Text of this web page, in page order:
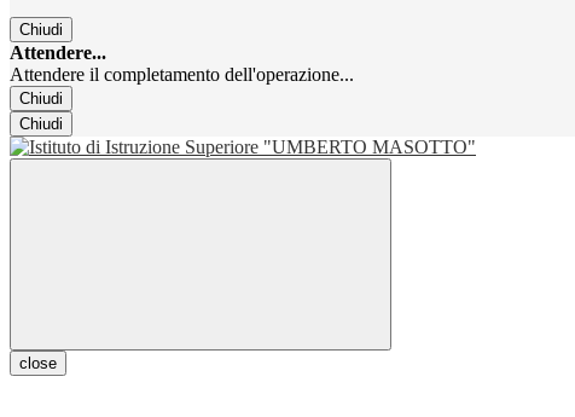
Chiudi
Attendere...
Attendere il completamento dell'operazione...
Chiudi
Chiudi
close